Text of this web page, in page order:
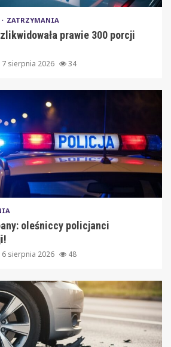
ZATRZYMANIA
prawie 300 porcji
7 sierpnia 2026 34
oleśniccy policjanci
6 sierpnia 2026 48